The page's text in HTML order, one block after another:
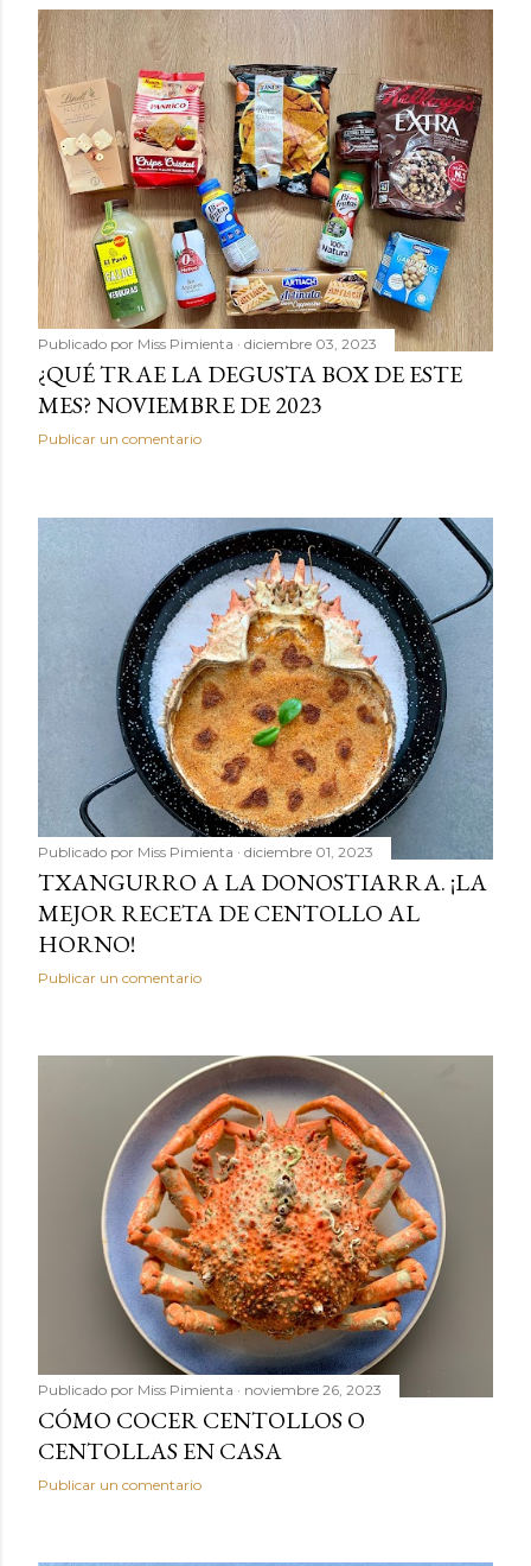
Publicado por Miss Pimienta diciembre 03, 2023
¿QUÉ TRAE LA DEGUSTA BOX DE ESTE
MES? NOVIEMBRE DE 2023
Publicar un comentario
Publicado por Miss Pimienta diciembre 01, 2023
TXANGURRO A LA DONOSTIARRA. ¡LA
MEJOR RECETA DE CENTOLLO AL
HORNO!
Publicar un comentario
Publicado por Miss Pimienta noviembre 26, 2023
CÓMO COCER CENTOLLOS O
CENTOLLAS EN CASA
Publicar un comentario